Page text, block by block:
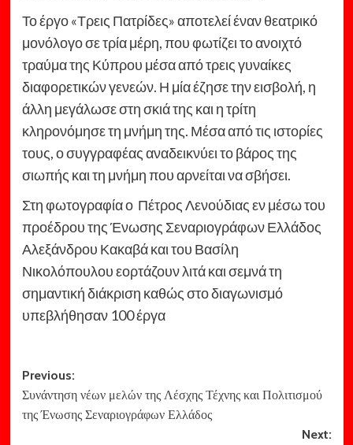
Το έργο «Τρεις Πατρίδες» αποτελεί έναν θεατρικό
μονόλογο σε τρία μέρη, που φωτίζει το ανοιχτό
τραύμα της Κύπρου μέσα από τρεις γυναίκες
διαφορετικών γενεών. Η μία έζησε την εισβολή, η
άλλη μεγάλωσε στη σκιά της και η τρίτη
κληρονόμησε τη μνήμη της. Μέσα από τις ιστορίες
τους, ο συγγραφέας αναδεικνύει το βάρος της
σιωπής και τη μνήμη που αρνείται να σβήσει.
Στη φωτογραφία ο Πέτρος Λενούδιας εν μέσω του
προέδρου της Ένωσης Σεναριογράφων Ελλάδος
Αλεξάνδρου Κακαβά και του Βασίλη
Νικολόπουλου εορτάζουν λιτά και σεμνά τη
σημαντική διάκριση καθώς στο διαγωνισμό
υπεβλήθησαν 100 έργα
Post
navigation
Previous:
Συνάντηση νέων μελών της Λέσχης Τέχνης και Πολιτισμού
της Ένωσης Σεναριογράφων Ελλάδος
Next: